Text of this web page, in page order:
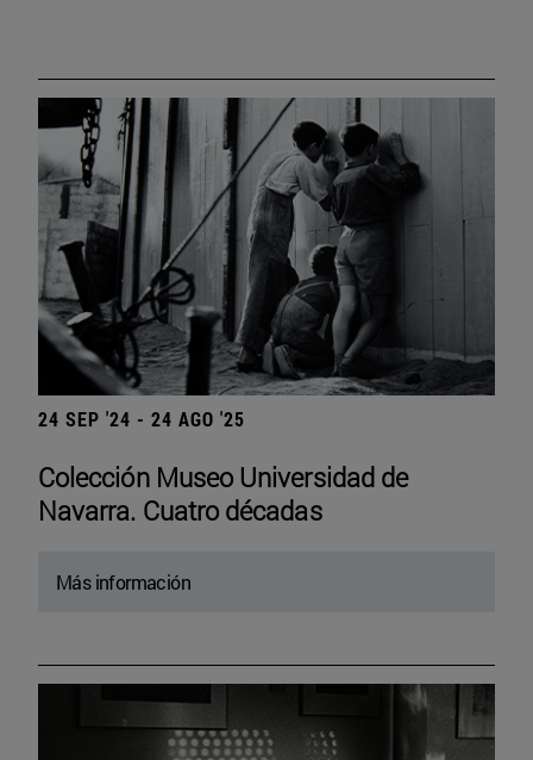
24 SEP '24 - 24 AGO '25
Colección Museo Universidad de
Navarra. Cuatro décadas
Más información